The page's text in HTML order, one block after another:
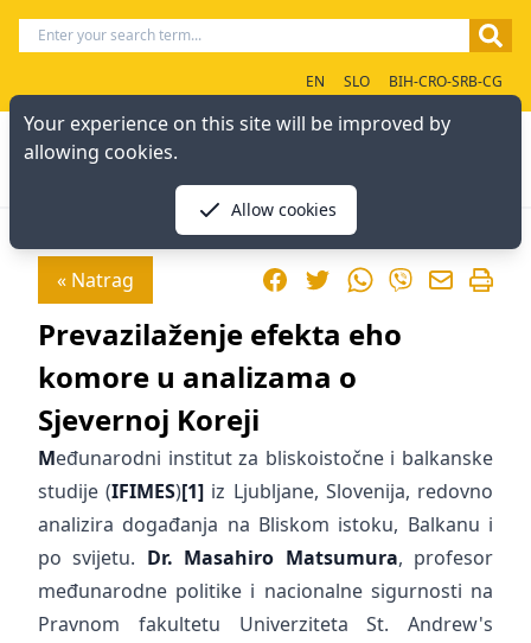
EN SLO BIH-CRO-SRB-CG
« Natrag FacebookTwitterWhatsApp
Viber
Prevazilaženje efekta eho
komore u analizama o
Sjevernoj Koreji
Međunarodni institut za bliskoistočne i balkanske
studije (IFIMES)[1] iz Ljubljane, Slovenija, redovno
analizira događanja na Bliskom istoku, Balkanu i
po svijetu. Dr. Masahiro Matsumura, profesor
međunarodne politike i nacionalne sigurnosti na
Pravnom fakultetu Univerziteta St. Andrew's
Your experience on this site will be improved by
allowing cookies.
Allow cookies